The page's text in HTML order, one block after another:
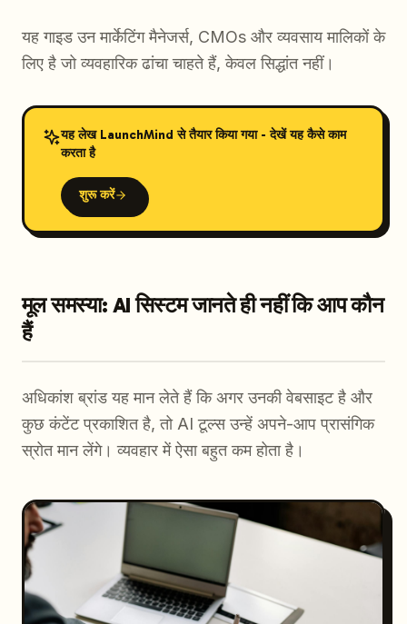
यह गाइड उन मार्केटिंग मैनेजर्स, CMOs और व्यवसाय मालिकों के
लिए है जो व्यवहारिक ढांचा चाहते हैं, केवल सिद्धांत नहीं।
यह लेख LaunchMind से तैयार किया गया - देखें यह कैसे काम
करता है
शुरू करें
मूल समस्या: AI सिस्टम जानते ही नहीं कि आप कौन
हैं
अधिकांश ब्रांड यह मान लेते हैं कि अगर उनकी वेबसाइट है और
कुछ कंटेंट प्रकाशित है, तो AI टूल्स उन्हें अपने-आप प्रासंगिक
स्रोत मान लेंगे। व्यवहार में ऐसा बहुत कम होता है।